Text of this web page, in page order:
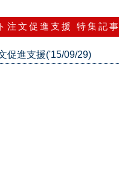
注文促進支援 特集記事
促進支援('15/09/29)